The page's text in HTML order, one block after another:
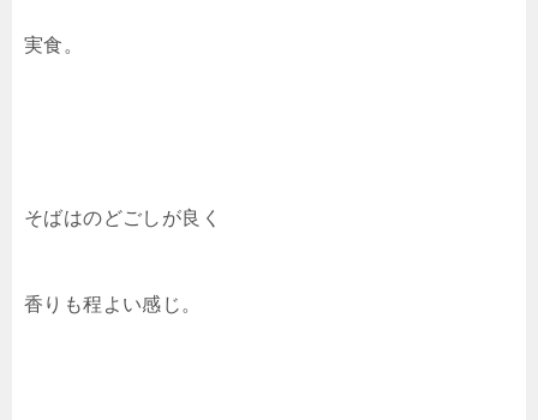
実食。
そばはのどごしが良く
香りも程よい感じ。